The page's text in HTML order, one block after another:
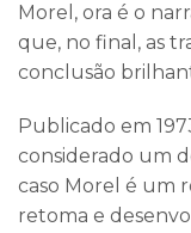
Morel, ora é o
que, no final, as
conclusão
Publicado em
considerado um
caso Morel é um
retoma e